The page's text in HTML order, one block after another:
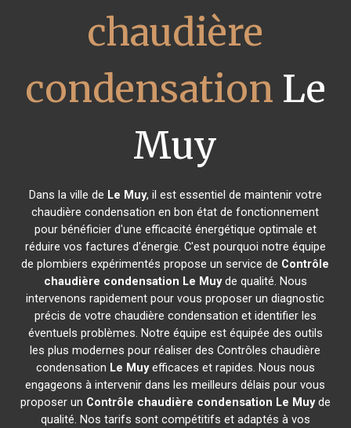
chaudière
condensation Le
Muy
Dans la ville de Le Muy, il est essentiel de maintenir votre
chaudière condensation en bon état de fonctionnement
pour bénéficier d'une efficacité énergétique optimale et
réduire vos factures d'énergie. C'est pourquoi notre équipe
de plombiers expérimentés propose un service de Contrôle
chaudière condensation Le Muyde qualité. Nous
intervenons rapidement pour vous proposer un diagnostic
précis de votre chaudière condensation et identifier les
éventuels problèmes. Notre équipe est équipée des outils
les plus modernes pour réaliser des Contrôles chaudière
condensation Le Muyefficaces et rapides. Nous nous
engageons à intervenir dans les meilleurs délais pour vous
proposer un Contrôle chaudière condensation Le Muyde
qualité. Nos tarifs sont compétitifs et adaptés à vos